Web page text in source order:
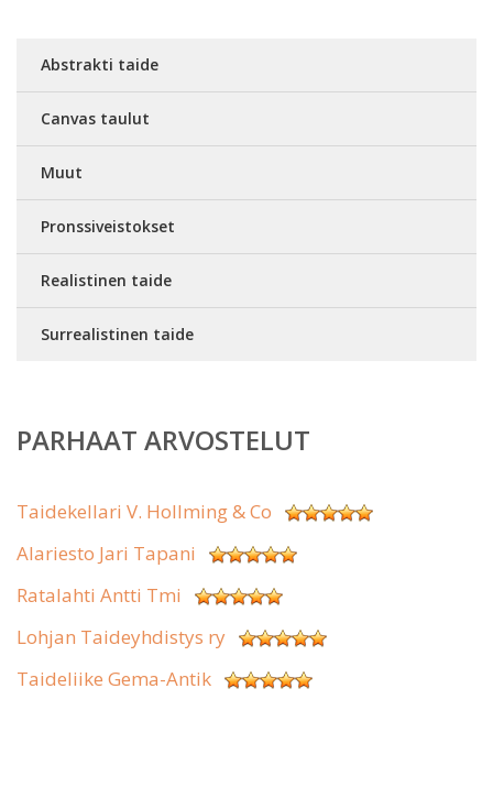
Abstrakti taide
Canvas taulut
Muut
Pronssiveistokset
Realistinen taide
Surrealistinen taide
PARHAAT ARVOSTELUT
Taidekellari V. Hollming & Co
Alariesto Jari Tapani
Ratalahti Antti Tmi
Lohjan Taideyhdistys ry
Taideliike Gema-Antik